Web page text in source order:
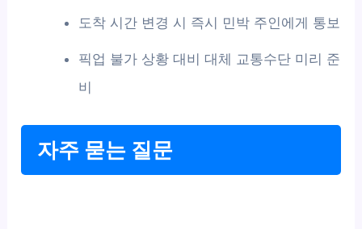
도착 시간 변경 시 즉시 민박 주인에게 통보
픽업 불가 상황 대비 대체 교통수단 미리 준
비
자주 묻는 질문